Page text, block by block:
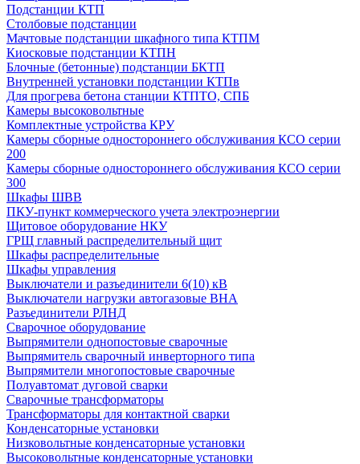
Подстанции КТП
Столбовые подстанции
Мачтовые подстанции шкафного типа КТПМ
Киосковые подстанции КТПН
Блочные (бетонные) подстанции БКТП
Внутренней установки подстанции КТПв
Для прогрева бетона станции КТПТО, СПБ
Камеры высоковольтные
Комплектные устройства КРУ
Камеры сборные одностороннего обслуживания КСО серии
200
Камеры сборные одностороннего обслуживания КСО серии
300
Шкафы ШВВ
ПКУ-пункт коммерческого учета электроэнергии
Щитовое оборудование НКУ
ГРЩ главный распределительный щит
Шкафы распределительные
Шкафы управления
Выключатели и разъединители 6(10) кВ
Выключатели нагрузки автогазовые ВНА
Разъединители РЛНД
Сварочное оборудование
Выпрямители однопостовые сварочные
Выпрямитель сварочный инверторного типа
Выпрямители многопостовые сварочные
Полуавтомат дуговой сварки
Сварочные трансформаторы
Трансформаторы для контактной сварки
Конденсаторные установки
Низковольтные конденсаторные установки
Высоковольтные конденсаторные установки